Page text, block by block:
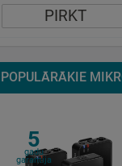
PIRKT
POPULĀRĀKIE
5
gadu
garantija